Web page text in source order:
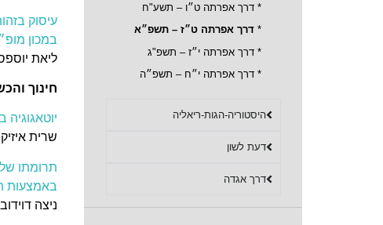
* דרך אפרתה ט״ו – תשע"ח
* דרך אפרתה ט״ז – תשפ״א
* דרך אפרתה י״ז – תשפ"ג
* דרך אפרתה י״ח – תשפ״ה
היסטוריה-הגות-ריאליה
דעת לשון
דרך אגדה
עיסוק
במכון
ליאת
חינוך
שרית
באמצעות
ניצה